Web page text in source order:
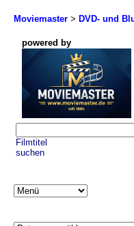
Moviemaster > DVD- und
powered by
Filmtitel
suchen